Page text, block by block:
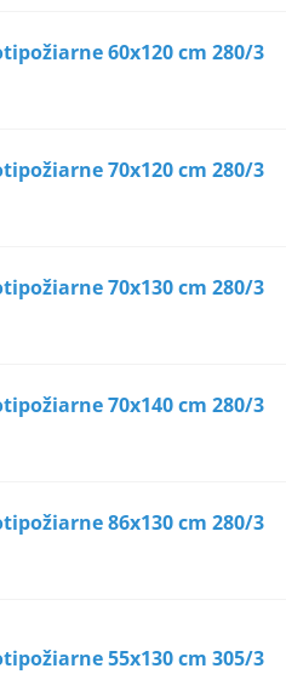
60x120 cm 280/3
70x120 cm 280/3
70x130 cm 280/3
70x140 cm 280/3
86x130 cm 280/3
55x130 cm 305/3